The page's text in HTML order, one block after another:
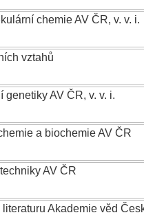
chemie AV ČR, v. v. i.
vztahů
genetiky AV ČR, v. v. i.
a biochemie AV ČR
AV ČR
Akademie věd